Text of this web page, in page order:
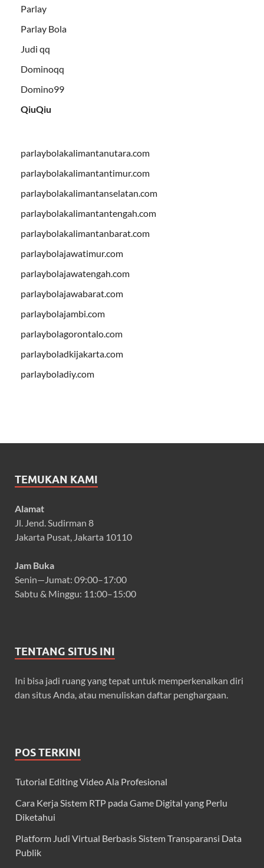
Parlay
Parlay Bola
Judi qq
Dominoqq
Domino99
QiuQiu
parlaybolakalimantanutara.com
parlaybolakalimantantimur.com
parlaybolakalimantanselatan.com
parlaybolakalimantantengah.com
parlaybolakalimantanbarat.com
parlaybolajawatimur.com
parlaybolajawatengah.com
parlaybolajawabarat.com
parlaybolajambi.com
parlaybolagorontalo.com
parlayboladkijakarta.com
parlayboladiy.com
TEMUKAN KAMI
Alamat
Jl. Jend. Sudirman 8
Jakarta Pusat, Jakarta 10110
Jam Buka
Senin—Jumat: 09:00–17:00
Sabtu & Minggu: 11:00–15:00
TENTANG SITUS INI
Ini bisa jadi ruang yang tepat untuk memperkenalkan diri
dan situs Anda, atau menuliskan daftar penghargaan.
POS TERKINI
Tutorial Editing Video Ala Profesional
Cara Kerja Sistem RTP pada Game Digital yang Perlu
Diketahui
Platform Judi Virtual Berbasis Sistem Transparansi Data
Publik